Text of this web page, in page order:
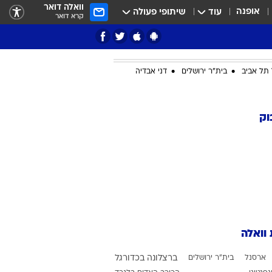
אופנה עוד שיתופי פעולה וואלה דואר
קרא דואר
תל אביב בית"ר ירושלים דני אבדיה
וואלה
ארסנל בית"ר ירושלים ברצלונה בכדורגל